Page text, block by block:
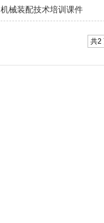
机械装配技术培训课件
共2